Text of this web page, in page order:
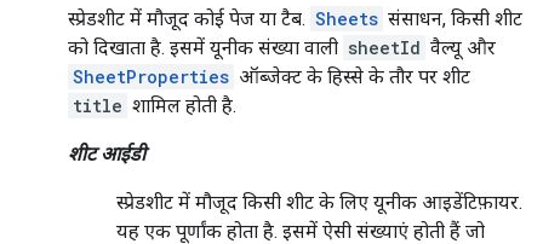
स्प्रेडशीट में मौजूद कोई पेज या टैब. Sheets संसाधन, किसी शीट
को दिखाता है. इसमें यूनीक संख्या वाली sheetId वैल्यू और
SheetProperties ऑब्जेक्ट के हिस्से के तौर पर शीट
title शामिल होती है.
शीट आईडी
स्प्रेडशीट में मौजूद किसी शीट के लिए यूनीक आइडेंटिफ़ायर.
यह एक पूर्णांक होता है. इसमें ऐसी संख्याएं होती हैं जो